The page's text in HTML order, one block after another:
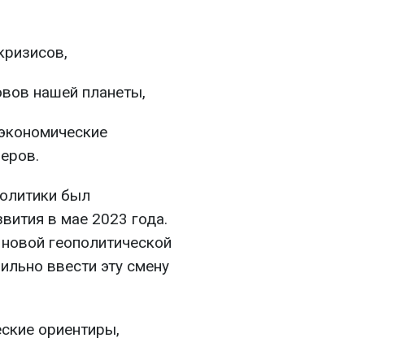
нашей планеты,
был
в мае 2023 года.
геополитической
ввести эту смену
ориентиры,